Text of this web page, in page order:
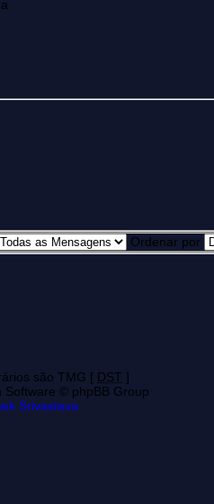
Ordenar por
são TMG [ DST ]
Software © phpBB Group
Srivastava